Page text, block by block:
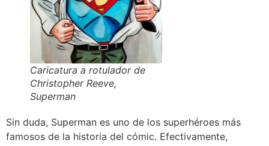
Caricatura a rotulador de
Christopher Reeve,
Superman
Sin duda, Superman es uno de los superhéroes más
famosos de la historia del cómic. Efectivamente,